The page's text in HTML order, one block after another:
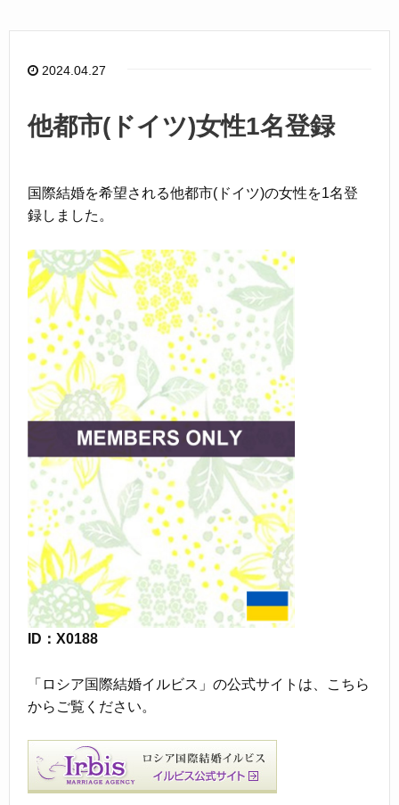
b
o
k
2024.04.27
他都市(ドイツ)女性1名登録
国際結婚を希望される他都市(ドイツ)の女性を1名登
録しました。
ID：X0188
「ロシア国際結婚イルビス」の公式サイトは、こちら
からご覧ください。